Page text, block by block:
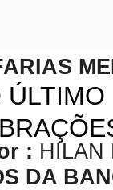
: HILAN
DA